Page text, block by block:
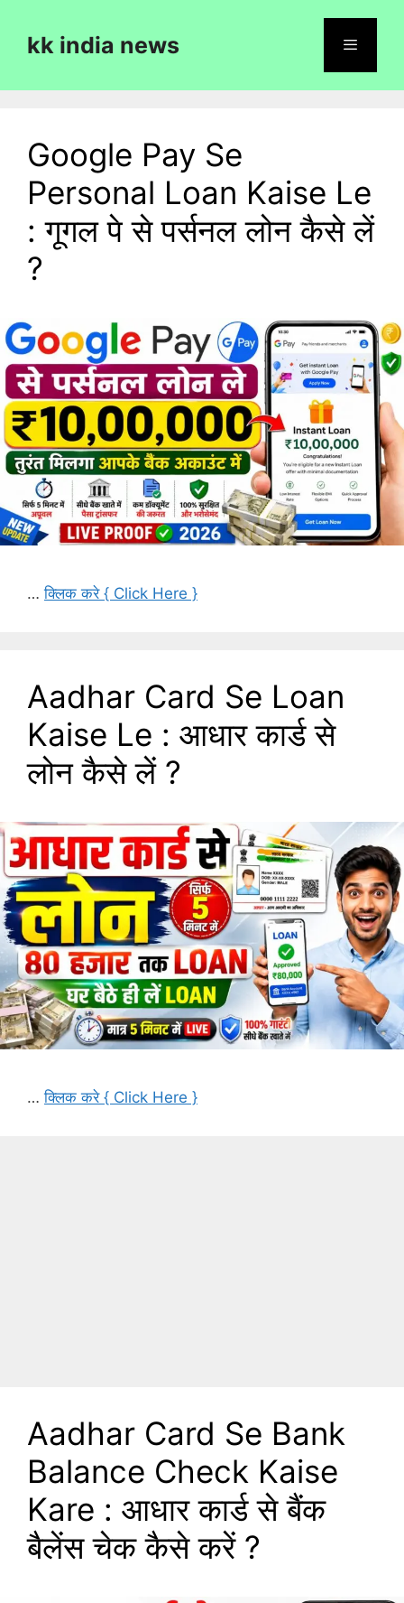
contentkk india news
Google Pay Se
Personal Loan Kaise Le
: गूगल पे से पर्सनल लोन कैसे लें
?
…क्लिक करे { Click Here }
Aadhar Card Se Loan
Kaise Le : आधार कार्ड से
लोन कैसे लें ?
…क्लिक करे { Click Here }
Aadhar Card Se Bank
Balance Check Kaise
Kare : आधार कार्ड से बैंक
बैलेंस चेक कैसे करें ?